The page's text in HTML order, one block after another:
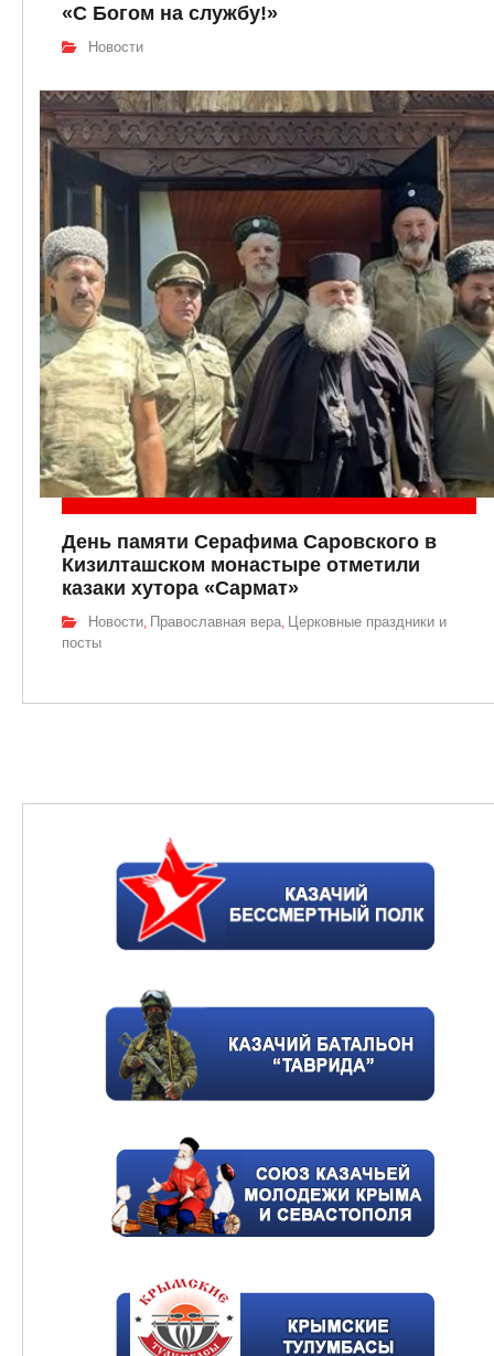
«С Богом на службу!»
Новости
День памяти Серафима Саровского в
Кизилташском монастыре отметили
казаки хутора «Сармат»
Новости, Православная вера, Церковные праздники и
посты